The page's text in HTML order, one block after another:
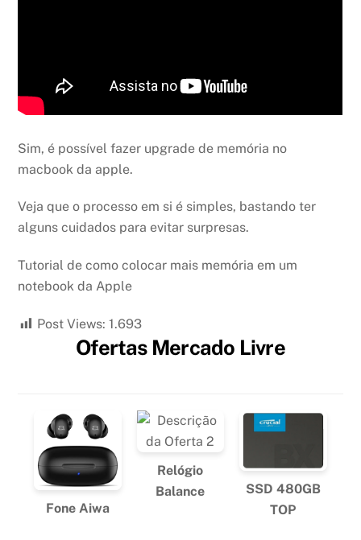
Sim, é possível fazer upgrade de memória no
macbook da apple.
Veja que o processo em si é simples, bastando ter
alguns cuidados para evitar surpresas.
Tutorial de como colocar mais memória em um
notebook da Apple
Post Views: 1.693
Ofertas Mercado Livre
Fone Aiwa
Relógio
Balance
SSD 480GB
TOP